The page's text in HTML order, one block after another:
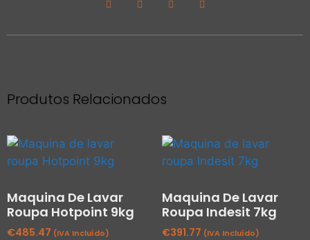
Produtos Relacionados
Maquina De Lavar
Roupa Hotpoint 9kg
€485.47 (IVA Incluído)
Maquina De Lavar
Roupa Indesit 7kg
€391.77 (IVA Incluído)